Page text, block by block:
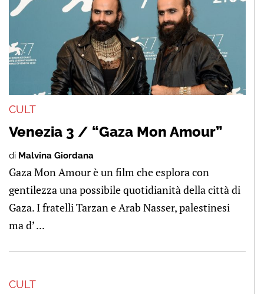
CULT
Venezia 3 / “Gaza Mon Amour”
di Malvina Giordana
Gaza Mon Amour è un film che esplora con
gentilezza una possibile quotidianità della città di
Gaza. I fratelli Tarzan e Arab Nasser, palestinesi
ma d’ ...
CULT